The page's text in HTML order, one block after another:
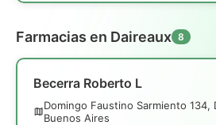
Farmacias en Daireaux 8
Becerra Roberto L
Domingo Faustino Sarmiento 134,
Buenos Aires